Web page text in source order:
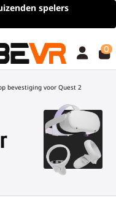
spelers
0
bevestiging voor Quest 2